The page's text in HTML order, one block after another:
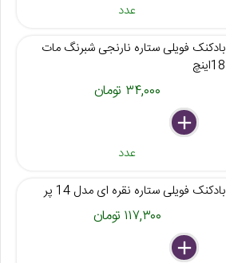
عدد
بادکنک فویلی ستاره نارنجی شبرنگ مات
18اینچ
۳۴,۰۰۰ تومان
delete
remove
add
عدد
بادکنک فویلی ستاره نقره ای مدل 14 پر
۱۱۷,۳۰۰ تومان
delete
remove
add